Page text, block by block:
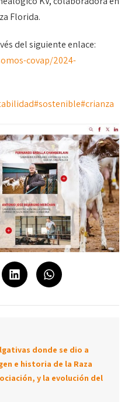
Florida.
del siguiente enlace:
covap/2024-
#sostenible#crianza
donde se dio a
e historia de la Raza
y la evolución del